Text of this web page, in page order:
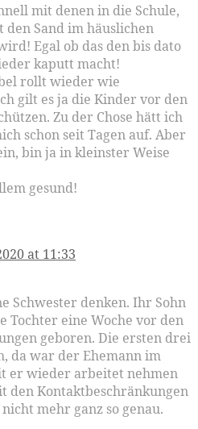
mit denen in die Schule,
Sand im häuslichen
Egal ob das den bis dato
kaputt macht!
rollt wieder wie
gilt es ja die Kinder vor den
Zu der Chose hätt ich
schon seit Tagen auf. Aber
bin ja in kleinster Weise
gesund!
at 11:33
Schwester denken. Ihr Sohn
Tochter eine Woche vor den
geboren. Die ersten drei
da war der Ehemann im
er wieder arbeitet nehmen
den Kontaktbeschränkungen
mehr ganz so genau.